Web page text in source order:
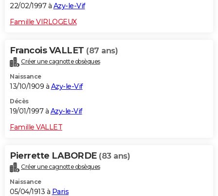
22/02/1997 à Azy-le-Vif
Famille VIRLOGEUX
Francois VALLET (87 ans)
Créer une cagnotte obsèques
Naissance
13/10/1909 à Azy-le-Vif
Décès
19/01/1997 à Azy-le-Vif
Famille VALLET
Pierrette LABORDE (83 ans)
Créer une cagnotte obsèques
Naissance
05/04/1913 à Paris